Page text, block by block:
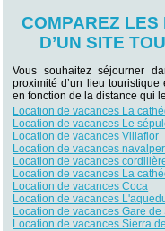
COMPAREZ LES
D’UN SITE
Vous souhaitez séjourner
proximité d’un lieu
en fonction de la distance qui
Location de vacances La
Location de vacances Le
Location de vacances Villaflor
Location de vacances
Location de vacances
Location de vacances La
Location de vacances Coca
Location de vacances
Location de vacances Gare de
Location de vacances Sierra